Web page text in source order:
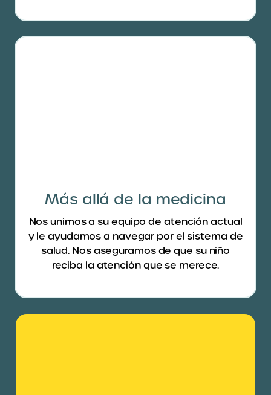
Más allá de la medicina
Nos unimos a su equipo de atención actual
y le ayudamos a navegar por el sistema de
salud. Nos aseguramos de que su niño
reciba la atención que se merece.